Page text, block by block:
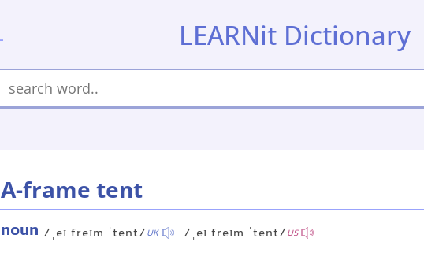
LEARNit Dictionary
A-frame tent
noun /ˌeɪ freɪm ˈtent/UK /ˌeɪ freɪm ˈtent/US